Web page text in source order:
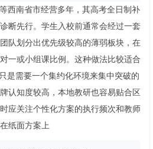
西南省市经营多年，其高考全日制补
断先行。学生入校前通常会经过一套
队划分出优先级较高的薄弱板块，在
一或小组课比例。这种做法比较适合
是需要一个集约化环境来集中突破的
认知度较高，本地教研也容易贴合区
应关注个性化方案的执行频次和教师
纸面方案上